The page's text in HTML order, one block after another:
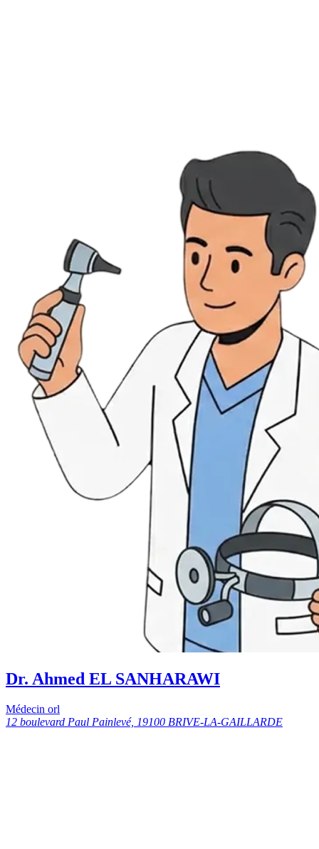
Dr. Ahmed EL SANHARAWI
Médecin orl
12 boulevard Paul Painlevé, 19100 BRIVE-LA-GAILLARDE